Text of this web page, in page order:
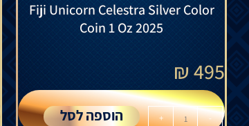
Fiji Unicorn Celestra Silver Color
Coin 1 Oz 2025
495
₪
-
+ הוספה לסל